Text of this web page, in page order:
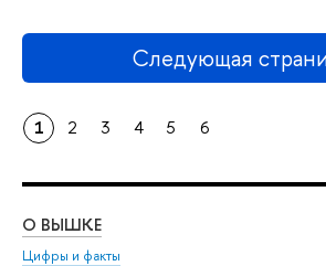
Следующая
1 2 3 4 5 6
О ВЫШКЕ
Цифры и факты